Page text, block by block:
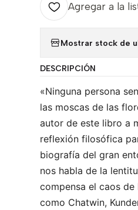
Agregar a la
Mostrar stock de
DESCRIPCIÓN
«Ninguna persona
las moscas de las
autor de este libro a
reflexión filosófica
biografía del gran
nos habla de la
compensa el caos
como Chatwin,